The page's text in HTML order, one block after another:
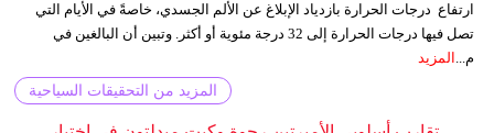
ارتفاع درجات الحرارة بازدياد الإبلاغ عن الألم الجسدي، خاصةً في الأيام التي
تصل فيها درجات الحرارة إلى 32 درجة مئوية أو أكثر. وتبين أن البالغين في
م... المزيد
المزيد من التحقيقات السياحية